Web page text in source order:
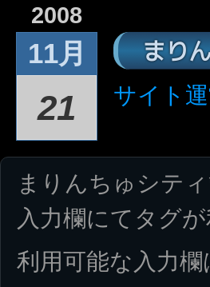
2008
11月
21
まり
サイト
まりんちゅシテ
入力欄にてタグ
利用可能な入力